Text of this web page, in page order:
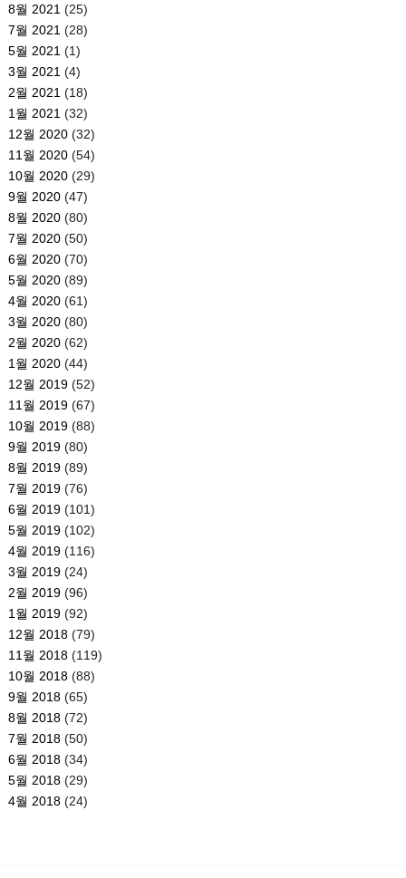
8월 2021 (25)
7월 2021 (28)
5월 2021 (1)
3월 2021 (4)
2월 2021 (18)
1월 2021 (32)
12월 2020(32)
11월 2020(54)
10월 2020(29)
9월 2020(47)
8월 2020(80)
7월 2020(50)
6월 2020(70)
5월 2020(89)
4월 2020(61)
3월 2020(80)
2월 2020(62)
1월 2020(44)
12월 2019(52)
11월 2019(67)
10월 2019(88)
9월 2019(80)
8월 2019(89)
7월 2019(76)
6월 2019(101)
5월 2019(102)
4월 2019(116)
3월 2019(24)
2월 2019(96)
1월 2019(92)
12월 2018(79)
11월 2018(119)
10월 2018(88)
9월 2018(65)
8월 2018(72)
7월 2018(50)
6월 2018(34)
5월 2018(29)
4월 2018(24)